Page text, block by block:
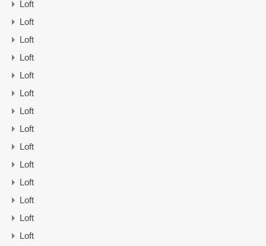
Loft
Loft
Loft
Loft
Loft
Loft
Loft
Loft
Loft
Loft
Loft
Loft
Loft
Loft